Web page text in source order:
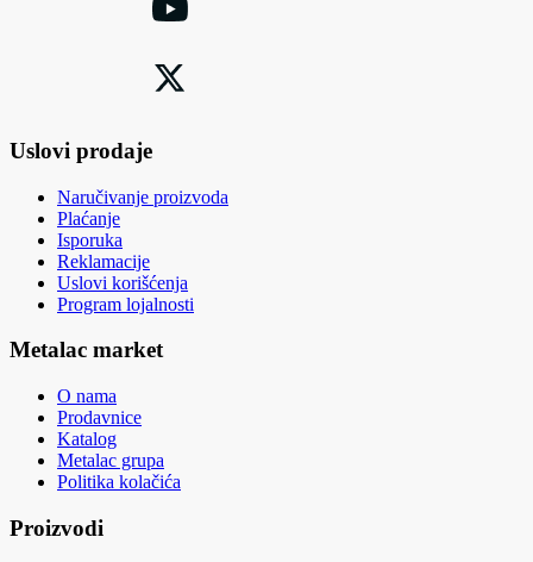
Uslovi prodaje
Naručivanje proizvoda
Plaćanje
Isporuka
Reklamacije
Uslovi korišćenja
Program lojalnosti
Metalac market
O nama
Prodavnice
Katalog
Metalac grupa
Politika kolačića
Proizvodi